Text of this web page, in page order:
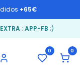
+65€
: APP-FB ;)
0 0